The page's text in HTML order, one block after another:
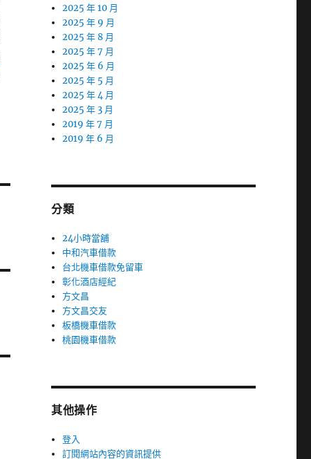
2025 年 10 月
2025 年 9 月
2025 年 8 月
2025 年 7 月
2025 年 6 月
2025 年 5 月
2025 年 4 月
2025 年 3 月
2019 年 7 月
2019 年 6 月
分類
24小時當舖
中和汽車借款
台北機車借款免留車
彰化酒店經紀
方文昌
方文昌交友
板橋機車借款
桃園機車借款
其他操作
登入
訂閱網站內容的資訊提供